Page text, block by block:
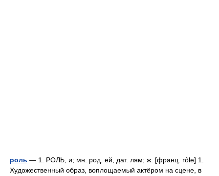
роль — 1. РОЛЬ, и; мн. род. ей, дат. лям; ж. [франц. rôle] 1.
Художественный образ, воплощаемый актёром на сцене, в